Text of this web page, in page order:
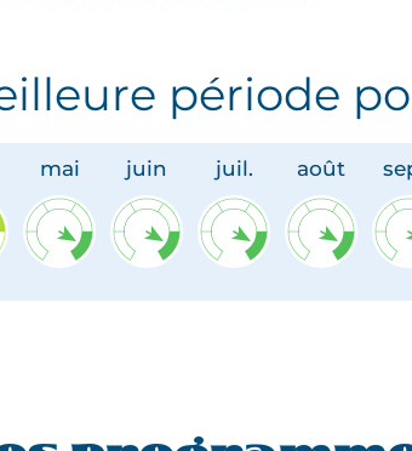
période
mai juin juil. août